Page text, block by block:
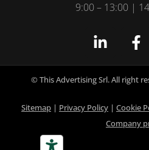
9:00 – 13:00 |
© This Advertising Srl. All right
Sitemap | Privacy Policy | Cookie
Company